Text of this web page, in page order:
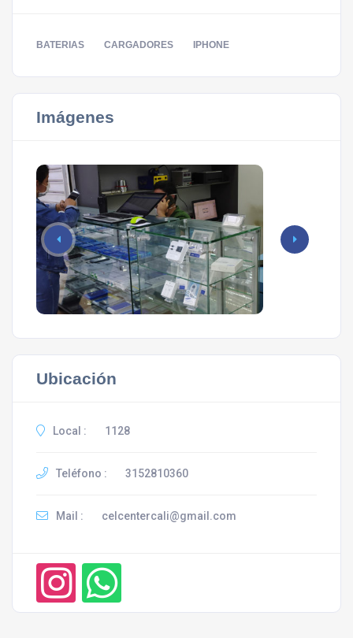
BATERIAS CARGADORES IPHONE
Imágenes
Ubicación
Local : 1128
Teléfono : 3152810360
Mail : celcentercali@gmail.com